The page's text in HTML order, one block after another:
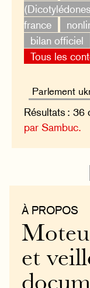
france
bilan officiel
Tous les
Résultats : 36
par Sambuc.
À PROPOS
et